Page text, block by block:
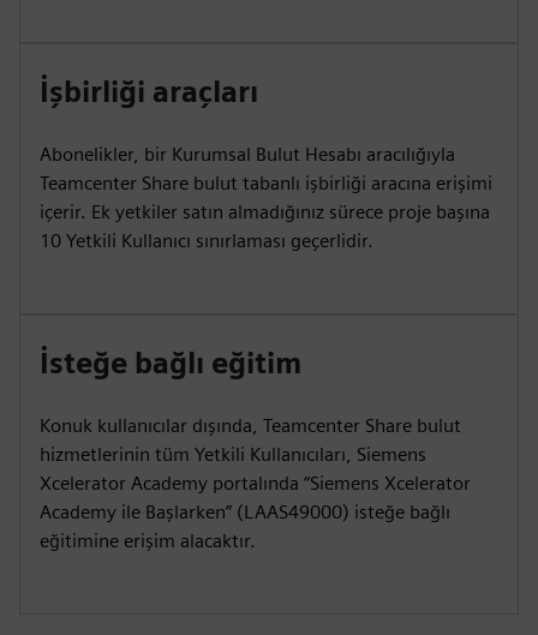
İşbirliği araçları
Abonelikler, bir Kurumsal Bulut Hesabı aracılığıyla
Teamcenter Share bulut tabanlı işbirliği aracına erişimi
içerir. Ek yetkiler satın almadığınız sürece proje başına
10 Yetkili Kullanıcı sınırlaması geçerlidir.
İsteğe bağlı eğitim
Konuk kullanıcılar dışında, Teamcenter Share bulut
hizmetlerinin tüm Yetkili Kullanıcıları, Siemens
Xcelerator Academy portalında “Siemens Xcelerator
Academy ile Başlarken” (LAAS49000) isteğe bağlı
eğitimine erişim alacaktır.